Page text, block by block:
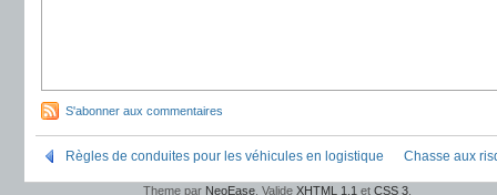
S'abonner aux commentaires
Règles de conduites pour les véhicules en logistique Chasse aux
Theme par NeoEase . Valide XHTML 1.1 et CSS 3